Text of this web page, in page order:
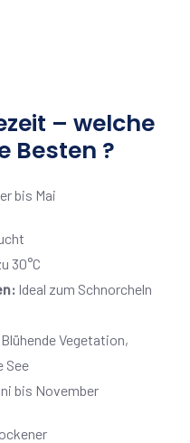
– welche
Besten ?
bis Mai
30°C
Ideal zum Schnorcheln
Blühende Vegetation,
See
bis November